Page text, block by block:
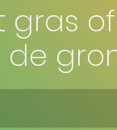
gras
de